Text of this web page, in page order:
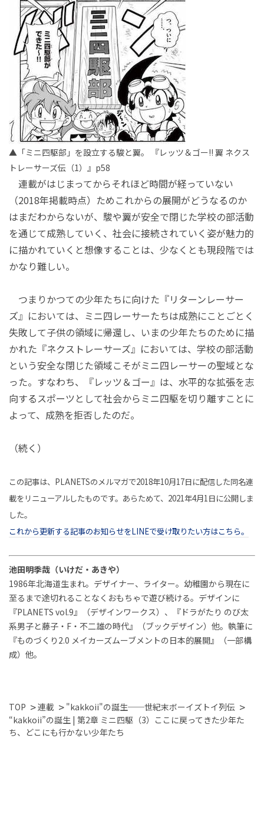
▲「ミニ四駆部」を設立する駿と翼。 『レッツ＆ゴー!! 翼 ネクス
トレーサーズ伝（1）』p58
連載がはじまってからそれほど時間が経っていない
（2018年掲載時点）ためこれからの展開がどうなるのか
はまだわからないが、駿や翼が安全で閉じた学校の部活動
を通じて成熟していく、社会に接続されていく姿が魅力的
に描かれていくと想像することは、少なくとも現段階では
かなり難しい。
つまりかつての少年たちに向けた『リターンレーサー
ズ』においては、ミニ四レーサーたちは成熟にことごとく
失敗して子供の領域に帰還し、いまの少年たちのために描
かれた『ネクストレーサーズ』においては、学校の部活動
という安全な閉じた領域こそがミニ四レーサーの聖域とな
った。すなわち、『レッツ＆ゴー』は、水平的な拡張を志
向するスポーツとして社会からミニ四駆を切り離すことに
よって、成熟を拒否したのだ。
（続く）
この記事は、PLANETSのメルマガで2018年10月17日に配信した同名連
載をリニューアルしたものです。あらためて、2021年4月1日に公開しま
した。
これから更新する記事のお知らせをLINEで受け取りたい方はこちら。
池田明季哉（いけだ・あきや）
1986年北海道生まれ。デザイナー、ライター。幼稚園から現在に
至るまで途切れることなくおもちゃで遊び続ける。デザインに
『PLANETS vol.9』（デザインワークス）、『ドラがたり のび太
系男子と藤子・F・不二雄の時代』（ブックデザイン）他。執筆に
『ものづくり2.0 メイカーズムーブメントの日本的展開』（一部構
成）他。
TOP 連載
"kakkoii"の誕生──世紀末ボーイズトイ列伝
“kakkoii”の誕生 | 第2章 ミニ四駆（3）ここに戻ってきた少年た
ち、どこにも行かない少年たち